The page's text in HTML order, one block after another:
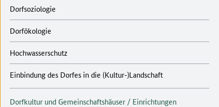
Dorfsoziologie
Dorfökologie
Hochwasserschutz
Einbindung des Dorfes in die (Kultur-)Landschaft
Dorfkultur und Gemeinschaftshäuser / Einrichtungen